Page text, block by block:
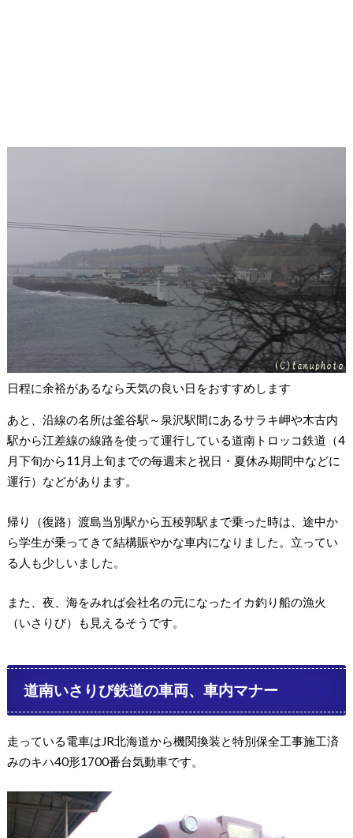
日程に余裕があるなら天気の良い日をおすすめします
あと、沿線の名所は釜谷駅～泉沢駅間にあるサラキ岬や木古内
駅から江差線の線路を使って運行している道南トロッコ鉄道（4
月下旬から11月上旬までの毎週末と祝日・夏休み期間中などに
運行）などがあります。
帰り（復路）渡島当別駅から五稜郭駅まで乗った時は、途中か
ら学生が乗ってきて結構賑やかな車内になりました。立ってい
る人も少しいました。
また、夜、海をみれば会社名の元になったイカ釣り船の漁火
（いさりび）も見えるそうです。
道南いさりび鉄道の車両、車内マナー
走っている電車はJR北海道から機関換装と特別保全工事施工済
みのキハ40形1700番台気動車です。